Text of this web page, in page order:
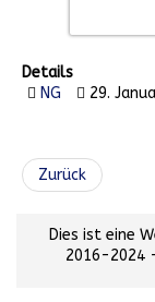
Details
NG
29.
Zurück
Dies ist eine
2016-2024